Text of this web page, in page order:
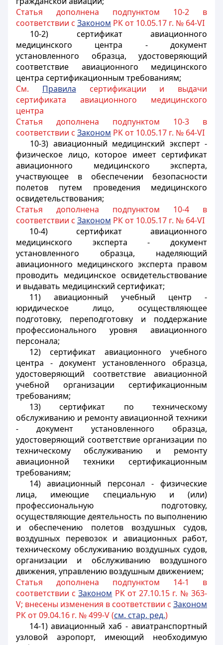
Статья дополнена подпунктом 10-2 в
соответствии с Законом РК от 10.05.17 г. № 64-VI
10-2) сертификат авиационного
медицинского центра - документ
установленного образца, удостоверяющий
соответствие авиационного медицинского
центра сертификационным требованиям;
См. Правила сертификации и выдачи
сертификата авиационного медицинского
центра
Статья дополнена подпунктом 10-3 в
соответствии с Законом РК от 10.05.17 г. № 64-VI
10-3) авиационный медицинский эксперт -
физическое лицо, которое имеет сертификат
авиационного медицинского эксперта,
участвующее в обеспечении безопасности
полетов путем проведения медицинского
освидетельствования;
Статья дополнена подпунктом 10-4 в
соответствии с Законом РК от 10.05.17 г. № 64-VI
10-4) сертификат авиационного
медицинского эксперта - документ
установленного образца, наделяющий
авиационного медицинского эксперта правом
проводить медицинское освидетельствование
и выдавать медицинский сертификат;
11) авиационный учебный центр -
юридическое лицо, осуществляющее
подготовку, переподготовку и поддержание
профессионального уровня авиационного
персонала;
12) сертификат авиационного учебного
центра - документ установленного образца,
удостоверяющий соответствие авиационной
учебной организации сертификационным
требованиям;
13) сертификат по техническому
обслуживанию и ремонту авиационной техники
- документ установленного образца,
удостоверяющий соответствие организации по
техническому обслуживанию и ремонту
авиационной техники сертификационным
требованиям;
14) авиационный персонал - физические
лица, имеющие специальную и (или)
профессиональную подготовку,
осуществляющие деятельность по выполнению
и обеспечению полетов воздушных судов,
воздушных перевозок и авиационных работ,
техническому обслуживанию воздушных судов,
организации и обслуживанию воздушного
движения, управлению воздушным движением;
Статья дополнена подпунктом 14-1 в
соответствии сЗаконом РК от 27.10.15 г. № 363-
V; внесены изменения в соответствии с Законом
РК от 09.04.16 г. № 499-V (см. стар. ред.)
14-1) авиационный хаб - авиатранспортный
узловой аэропорт, имеющий необходимую